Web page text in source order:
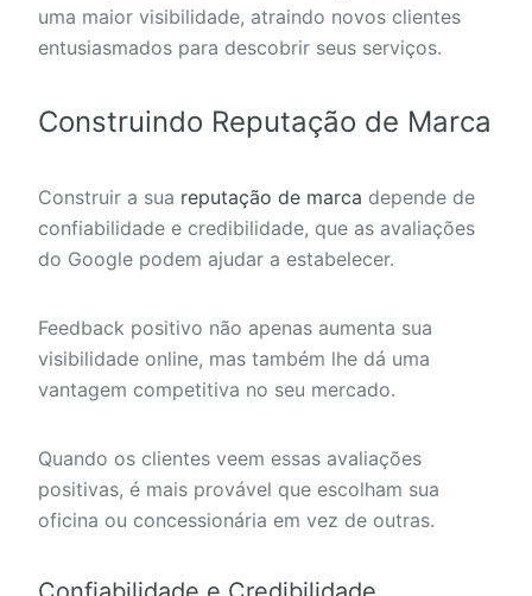
uma maior visibilidade, atraindo novos clientes
entusiasmados para descobrir seus serviços.
Construindo Reputação de Marca
Construir a sua reputação de marca depende de
confiabilidade e credibilidade, que as avaliações
do Google podem ajudar a estabelecer.
Feedback positivo não apenas aumenta sua
visibilidade online, mas também lhe dá uma
vantagem competitiva no seu mercado.
Quando os clientes veem essas avaliações
positivas, é mais provável que escolham sua
oficina ou concessionária em vez de outras.